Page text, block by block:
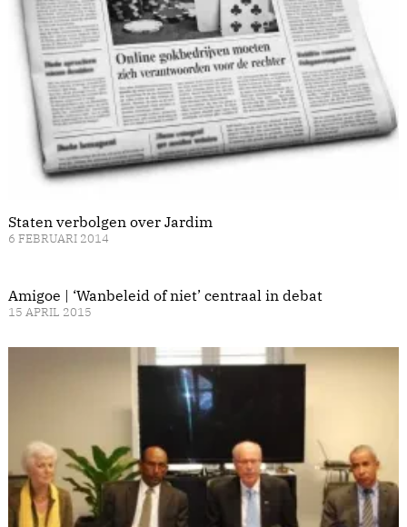
Staten verbolgen over Jardim
6 FEBRUARI 2014
Amigoe | ‘Wanbeleid of niet’ centraal in debat
15 APRIL 2015